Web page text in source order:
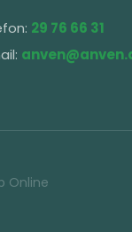
29 76 66 31
Online